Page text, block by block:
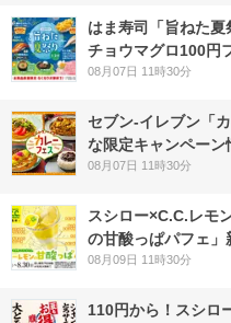
はま寿司「旨ねた
チョウマグロ100円
08月07日 11時30分
セブン‐イレブン「
な限定キャンペーン
08月07日 11時30分
スシロー×C.C.レモ
の甘酸っぱパフェ」
08月09日 11時30分
110円から！スシロ